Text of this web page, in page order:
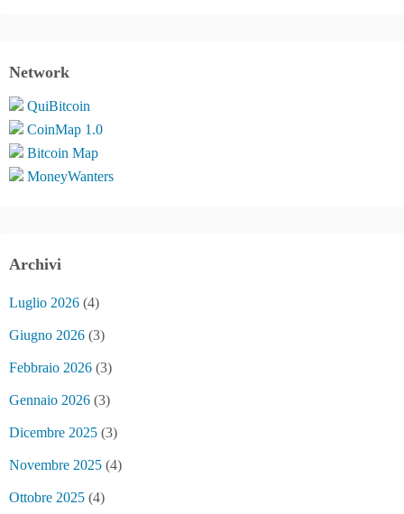
Network
QuiBitcoin
CoinMap 1.0
Bitcoin Map
MoneyWanters
Archivi
Luglio 2026 (4)
Giugno 2026 (3)
Febbraio 2026 (3)
Gennaio 2026 (3)
Dicembre 2025 (3)
Novembre 2025 (4)
Ottobre 2025 (4)